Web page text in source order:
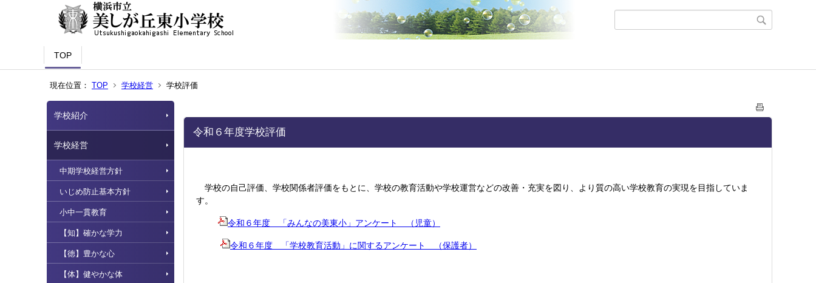
TOP
現在位置： TOP 学校経営 学校評価
学校紹介
学校経営
中期学校経営方針
いじめ防止基本方針
小中一貫教育
【知】確かな学力
【徳】豊かな心
【体】健やかな体
令和６年度学校評価
学校の自己評価、学校関係者評価をもとに、学校の教育活動や学校運営などの改善・充実を図り、より質の高い学校教育の実現を目指していま
す。
令和６年度 「みんなの美東小」アンケート （児童）
令和６年度 「学校教育活動」に関するアンケート （保護者）